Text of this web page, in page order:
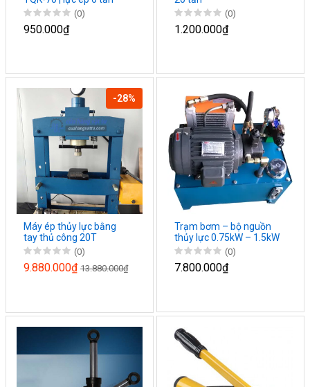
(0)
950.000₫
(0)
1.200.000₫
-28%
Máy ép thủy lực bằng
tay thủ công 20T
(0)
9.880.000₫ 13.880.000₫
Trạm bơm – bộ nguồn
thủy lực 0.75kW – 1.5kW
(0)
7.800.000₫